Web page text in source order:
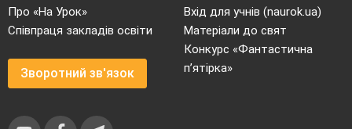
Про «На Урок»
Співпраця закладів освіти
Зворотний зв'язок
Вхід для учнів (naurok.ua)
Матеріали до свят
Конкурс «Фантастична
п’ятірка»